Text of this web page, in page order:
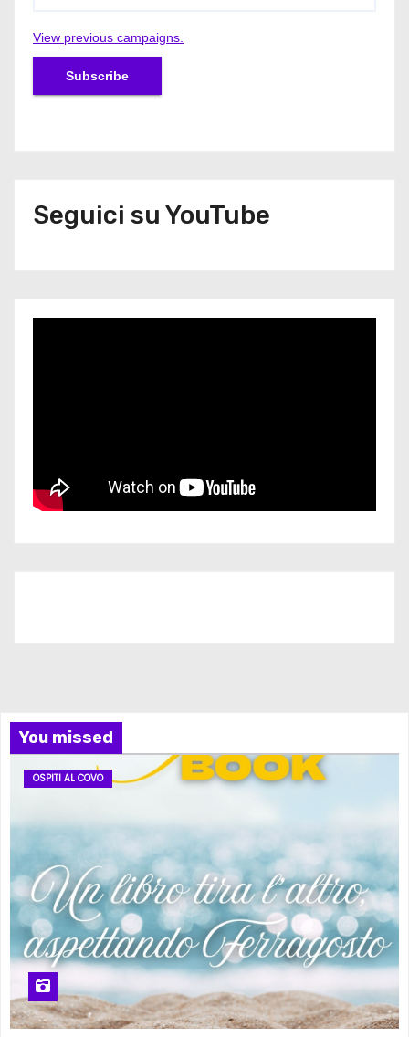
View previous campaigns.
Seguici su YouTube
You missed
OSPITI AL COVO